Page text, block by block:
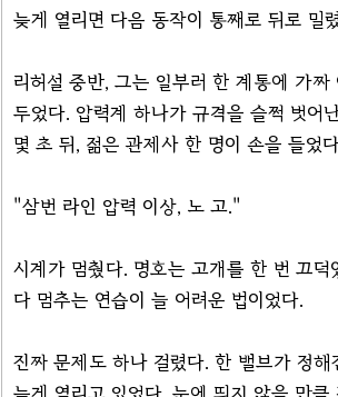
늦게 열리면 다음 동작이 통째로 뒤로 밀
리허설 중반, 그는 일부러 한 계통에 가짜
두었다. 압력계 하나가 규격을 슬쩍 벗어
몇 초 뒤, 젊은 관제사 한 명이 손을 들었
"삼번 라인 압력 이상, 노 고."
시계가 멈췄다. 명호는 고개를 한 번 끄덕
다 멈추는 연습이 늘 어려운 법이었다.
진짜 문제도 하나 걸렸다. 한 밸브가 정